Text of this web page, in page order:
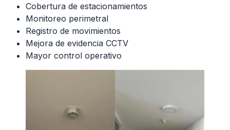
Cobertura de estacionamientos
Monitoreo perimetral
Registro de movimientos
Mejora de evidencia CCTV
Mayor control operativo